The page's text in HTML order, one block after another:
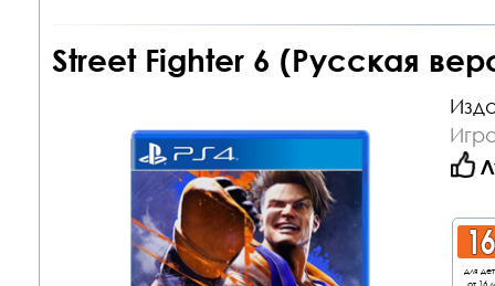
Street Fighter 6 (Русская
для
от 16